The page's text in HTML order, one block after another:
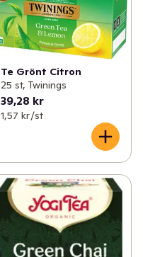
Te Grönt Citron
25 st, Twinings
39,28 kr
1,57 kr /st